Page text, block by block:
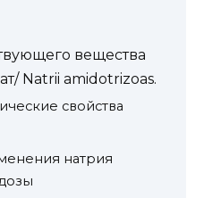
вещества
Natrii amidotrizoas.
свойства
натрия